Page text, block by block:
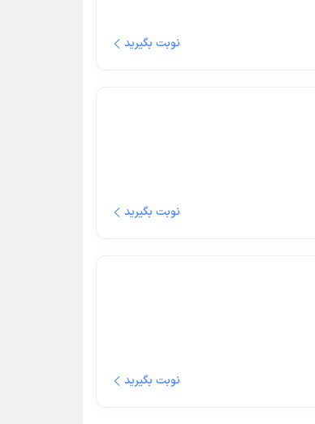
نوبت بگیرید
نوبت بگیرید
نوبت بگیرید